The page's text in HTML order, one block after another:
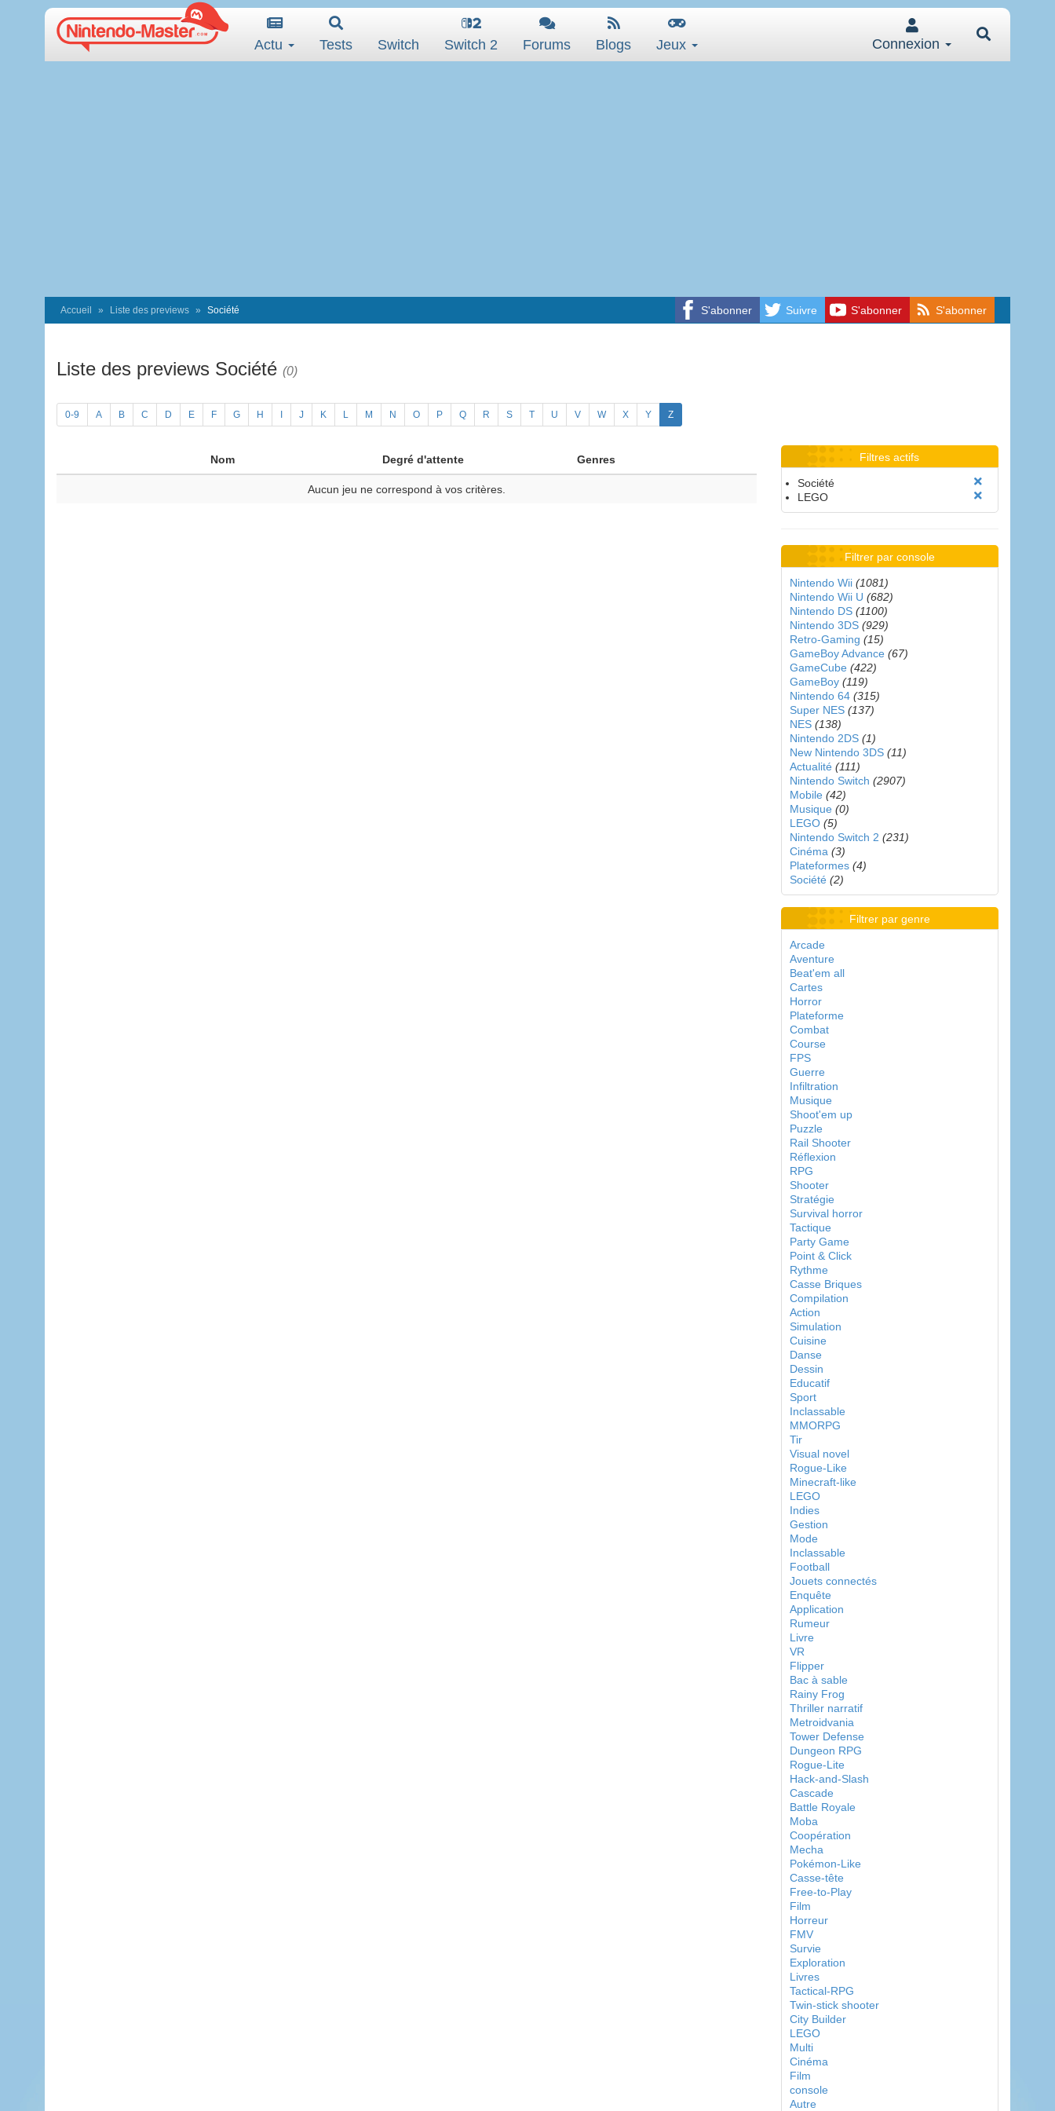
Actu Tests Switch Switch 2 Forums Blogs Jeux Connexion
S'abonner Suivre S'abonner S'abonner
Accueil Liste des previews Société
Liste des previews Société (0)
0-9 A B C D E F G H J K L M N O P Q R S T U V W X Y Z
Nom Degré d'attente Genres
Aucun jeu ne correspond à vos critères.
Filtres actifs
Société
LEGO
Filtrer par console
Nintendo Wii (1081)
Nintendo Wii U (682)
Nintendo DS (1100)
Nintendo 3DS (929)
Retro-Gaming (15)
GameBoy Advance (67)
GameCube (422)
GameBoy (119)
Nintendo 64 (315)
Super NES (137)
NES (138)
Nintendo 2DS (1)
New Nintendo 3DS (11)
Actualité (111)
Nintendo Switch (2907)
Mobile (42)
Musique (0)
LEGO (5)
Nintendo Switch 2 (231)
Cinéma (3)
Plateformes (4)
Société (2)
Filtrer par genre
Arcade
Aventure
Beat'em all
Cartes
Horror
Plateforme
Combat
Course
FPS
Guerre
Infiltration
Musique
Shoot'em up
Puzzle
Rail Shooter
Réflexion
RPG
Shooter
Stratégie
Survival horror
Tactique
Party Game
Point & Click
Rythme
Casse Briques
Compilation
Action
Simulation
Cuisine
Danse
Dessin
Educatif
Sport
Inclassable
MMORPG
Tir
Visual novel
Rogue-Like
Minecraft-like
LEGO
Indies
Gestion
Mode
Inclassable
Football
Jouets connectés
Enquête
Application
Rumeur
Livre
VR
Flipper
Bac à sable
Rainy Frog
Thriller narratif
Metroidvania
Tower Defense
Dungeon RPG
Rogue-Lite
Hack-and-Slash
Cascade
Battle Royale
Moba
Coopération
Mecha
Pokémon-Like
Casse-tête
Free-to-Play
Film
Horreur
FMV
Survie
Exploration
Livres
Tactical-RPG
Twin-stick shooter
City Builder
LEGO
Multi
Cinéma
Film
console
Autre